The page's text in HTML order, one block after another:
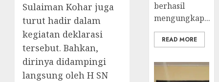
Sulaiman Kohar juga
turut hadir dalam
kegiatan deklarasi
tersebut. Bahkan,
dirinya didampingi
langsung oleh H SN
berhasil
mengungkap...
READ MORE